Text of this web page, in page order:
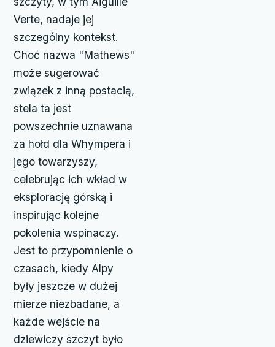
Verte, nadaje jej
szczególny kontekst.
Choć nazwa "Mathews"
może sugerować
związek z inną postacią,
stela ta jest
powszechnie uznawana
za hołd dla Whympera i
jego towarzyszy,
celebrując ich wkład w
eksplorację górską i
inspirując kolejne
pokolenia wspinaczy.
Jest to przypomnienie o
czasach, kiedy Alpy
były jeszcze w dużej
mierze niezbadane, a
każde wejście na
dziewiczy szczyt było